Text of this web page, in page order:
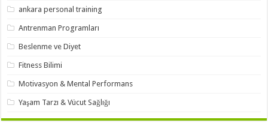
ankara personal training
Antrenman Programları
Beslenme ve Diyet
Fitness Bilimi
Motivasyon & Mental Performans
Yaşam Tarzı & Vücut Sağlığı